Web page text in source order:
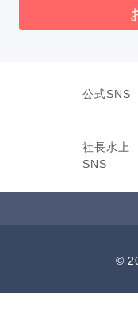
公式SNS
社長水上
SNS
©